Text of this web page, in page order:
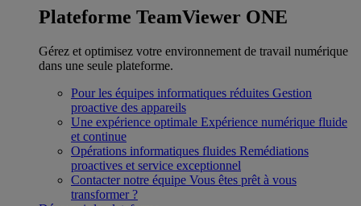
Plateforme TeamViewer ONE
Gérez et optimisez votre environnement de travail numérique
dans une seule plateforme.
Pour les équipes informatiques réduites Gestion
proactive des appareils
Une expérience optimale Expérience numérique fluide
et continue
Opérations informatiques fluides Remédiations
proactives et service exceptionnel
Contacter notre équipe Vous êtes prêt à vous
transformer ?